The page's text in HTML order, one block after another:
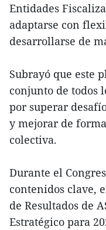
Entidades
adaptarse con
desarrollarse de
Subrayó que este
conjunto de todos
por superar
y mejorar de
colectiva.
Durante el
contenidos clave,
de Resultados de
Estratégico para